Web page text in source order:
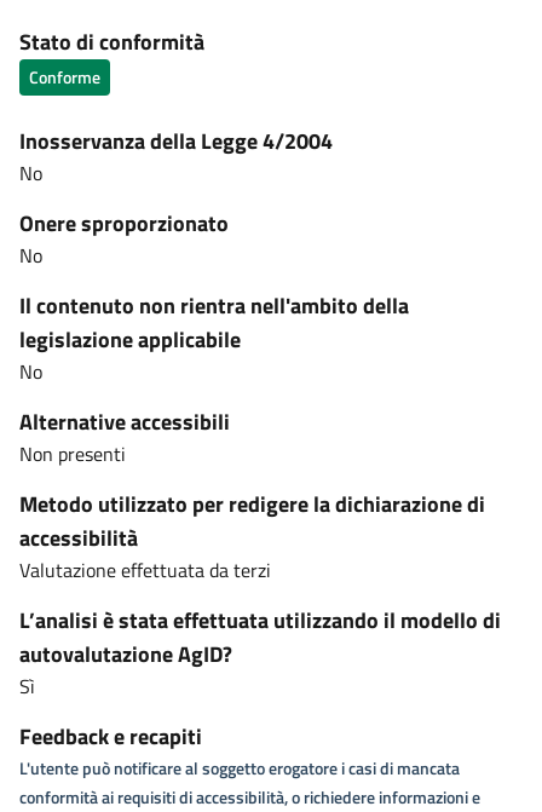
Stato di conformità
Conforme
Inosservanza della Legge 4/2004
No
Onere sproporzionato
No
Il contenuto non rientra nell'ambito della
legislazione applicabile
No
Alternative accessibili
Non presenti
Metodo utilizzato per redigere la dichiarazione di
accessibilità
Valutazione effettuata da terzi
L’analisi è stata effettuata utilizzando il modello di
autovalutazione AgID?
Sì
Feedback e recapiti
L'utente può notificare al soggetto erogatore i casi di mancata
conformità ai requisiti di accessibilità, o richiedere informazioni e